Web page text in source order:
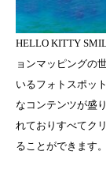
HELLO KITTY
ョンマッピングの
いるフォトスポッ
なコンテンツが盛
れておりすべてク
ることができます。